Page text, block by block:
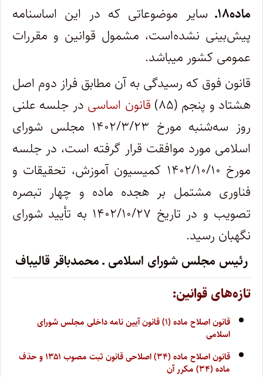
ماده۱۸ـ
سایر موضوعاتی که در این اساسنامه
پیش‌بینی نشده‌است، مشمول قوانین و مقررات
عمومی کشور می­باشد.
قانون فوق که رسیدگی به آن مطابق فراز دوم اصل
هشتاد و پنجم (۸۵)
قانون اساسی در جلسه علنی
روز سه‌شنبه مورخ ۱۴۰۲/۳/۲۳ مجلس شورای
اسلامی مورد موافقت قرار گرفته است، در جلسه
مورخ ۱۴۰۲/۱۰/۱۰ کمیسیون آموزش، تحقیقات و
فناوری مشتمل بر هجده ماده و چهار تبصره
تصویب و در تاریخ ۱۴۰۲/۱۰/۲۷ به تأیید شورای
نگهبان رسید.
رئیس مجلس شورای اسلامی ـ محمدباقر قالیباف
تازه‌های قوانین:
قانون اصلاح ماده (۱) قانون آیین نامه داخلی مجلس شورای
اسلامی
قانون اصلاح ماده (۳۴) اصلاحی قانون ثبت مصوب ۱۳۵۱ و حذف
ماده (۳۴) مکرر آن